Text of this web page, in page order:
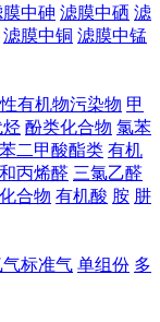
中砷 滤膜中硒 滤
滤膜中铜 滤膜中锰
有机物污染物 甲
烃 酚类化合物 氯苯
二甲酸酯类 有机
丙烯醛 三氯乙醛
合物 有机酸 胺 肼
气标准气 单组份 多